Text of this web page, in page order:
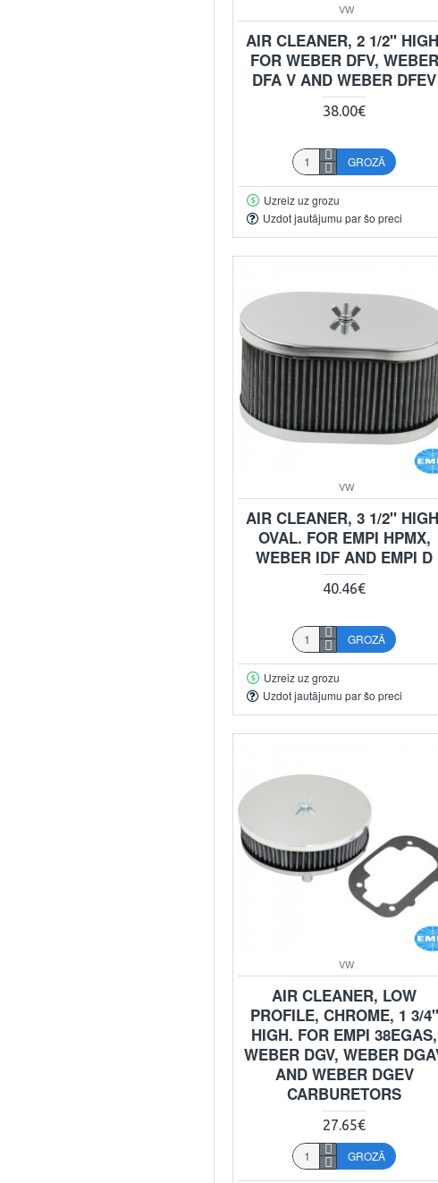
VW
AIR CLEANER, 2 1/2"
FOR WEBER DFV, WEBER
DFA V AND WEBER DFEV
38.00€
GROZĀ
Uzreiz uz grozu
Uzdot jautājumu par šo preci
VW
AIR CLEANER, 3 1/2"
OVAL. FOR EMPI HPMX,
WEBER IDF AND EMPI D
40.46€
GROZĀ
Uzreiz uz grozu
Uzdot jautājumu par šo preci
VW
AIR CLEANER, LOW
PROFILE, CHROME, 1 3/4"
HIGH. FOR EMPI 38EGAS,
WEBER DGV, WEBER
AND WEBER DGEV
CARBURETORS
27.65€
GROZĀ